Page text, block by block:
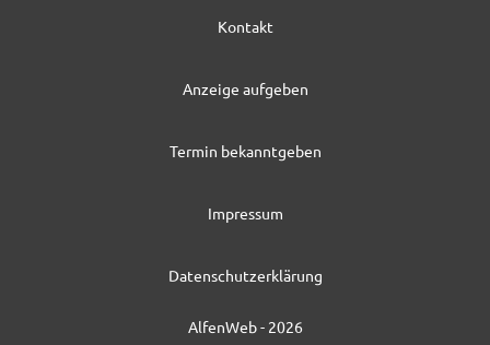
Kontakt
Anzeige aufgeben
Termin bekanntgeben
Impressum
Datenschutzerklärung
AlfenWeb - 2026